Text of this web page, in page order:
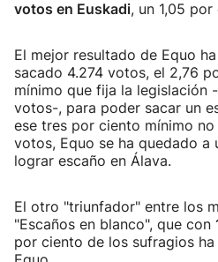
votos en Euskadi, un 1,05 por
El mejor resultado de Equo
sacado 4.274 votos, el 2,76
mínimo que fija la legislación
votos-, para poder sacar un
ese tres por ciento mínimo
votos, Equo se ha quedado a
lograr escaño en Álava.
El otro "triunfador" entre los
"Escaños en blanco", que con
por ciento de los sufragios